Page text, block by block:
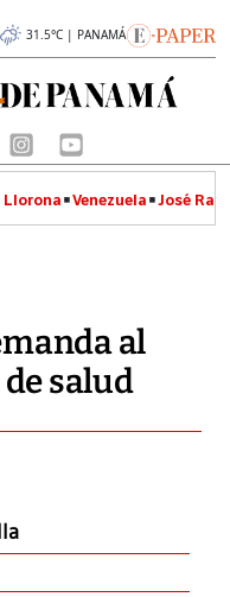
31.5°C | PANAMÁ
Llorona Venezuela José
al
salud